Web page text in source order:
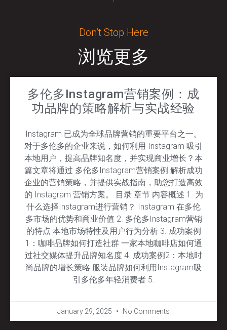
Don’t Stop Here
浏览更多
多伦多Instagram营销案例：成
功品牌的策略解析与实战经验
Instagram 已成为全球品牌营销的重要平台之一。
对于多伦多的企业来说，如何利用 Instagram 吸引
本地用户，提高品牌知名度，并实现商业增长？本
篇文章将通过 多伦多Instagram营销案例 解析成功
企业的营销策略，并提供实战指南，助您打造高效
的 Instagram 营销方案。 目录 章节 内容概述 1. 为
什么选择Instagram进行营销？ Instagram 在多伦
多市场的优势和商业价值 2. 多伦多Instagram营销
的特点 本地市场特性及用户行为分析 3. 成功案例
1：咖啡品牌如何打造社群 一家本地咖啡店如何通
过社交媒体提升品牌知名度 4. 成功案例2：本地时
尚品牌的增长策略 服装品牌如何利用Instagram吸
引多伦多年轻消费者 5.
January 29, 2025 No Comments